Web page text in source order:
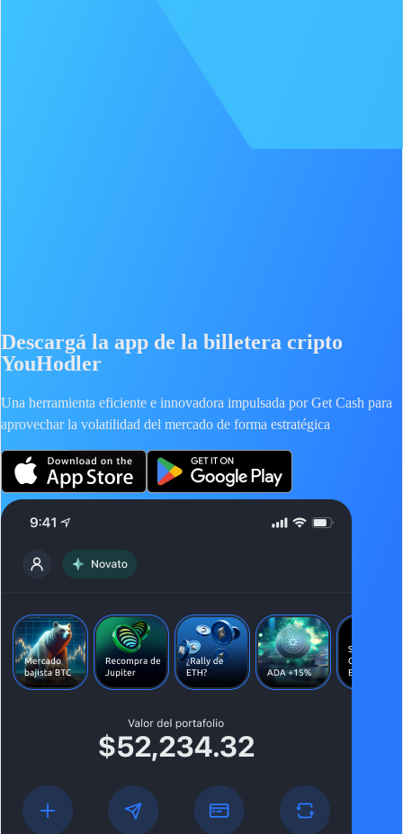
Descargá la app de la billetera cripto
YouHodler
Una herramienta eficiente e innovadora impulsada por Get Cash para
aprovechar la volatilidad del mercado de forma estratégica